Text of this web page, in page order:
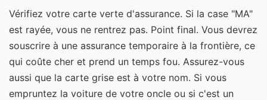
Vérifiez votre carte verte d'assurance. Si la case "MA"
est rayée, vous ne rentrez pas. Point final. Vous devrez
souscrire à une assurance temporaire à la frontière, ce
qui coûte cher et prend un temps fou. Assurez-vous
aussi que la carte grise est à votre nom. Si vous
empruntez la voiture de votre oncle ou si c'est un